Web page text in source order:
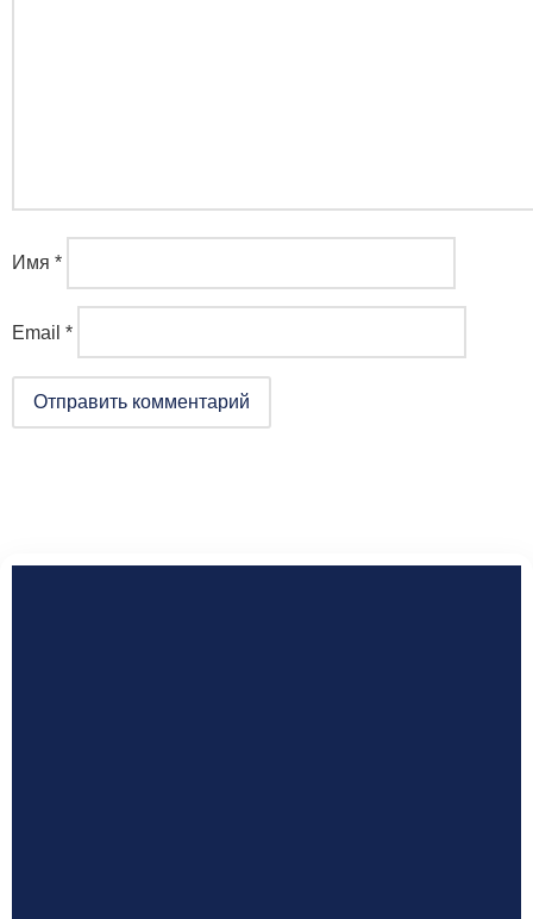
Имя *
Email *